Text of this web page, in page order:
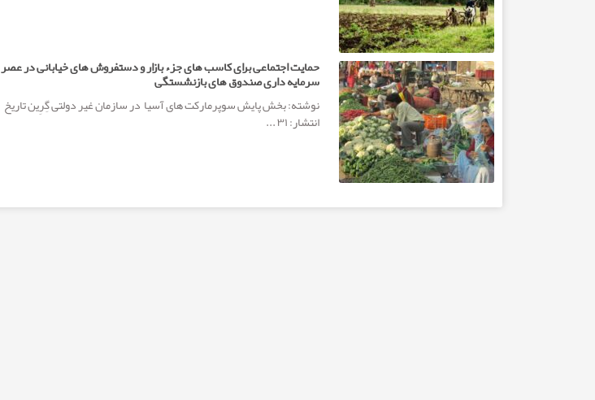
حمایت اجتماعی برای کاسب های جزء بازار و دستفروش های خیابانی در عصر
سرمایه داری صندوق های بازنشستگی
نوشته: بخش پایش سوپرمارکت های آسیا در سازمان غیر دولتی گِرِین تاریخ
انتشار: ۳۱ ...